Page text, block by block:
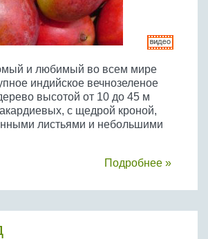
и любимый во всем мире
индийское вечнозеленое
высотой от 10 до 45 м
с щедрой кроной,
листьями и небольшими
Подробнее »